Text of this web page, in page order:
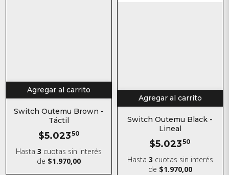
Agregar al carrito
Switch Outemu Brown -
Táctil
$5.02350
Hasta3 cuotas sin interés
de $1.970,00
Agregar al carrito
Switch Outemu Black -
Lineal
$5.02350
Hasta 3 cuotas sin interés
de $1.970,00